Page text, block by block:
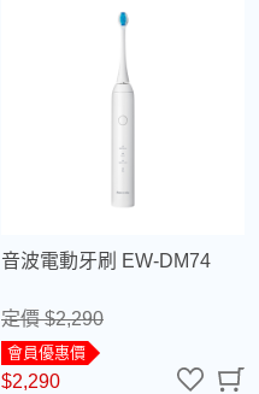
音波電動牙刷 EW-DM74
定價 $2,290
會員優惠價
$2,290